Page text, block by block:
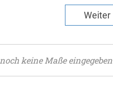
Weiter
noch keine Maße eingegeben